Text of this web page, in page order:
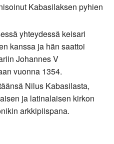
Kabasilaksen pyhien
yhteydessä keisari
kanssa ja hän saattoi
Johannes V
vuonna 1354.
Nilus Kabasilasta,
ja latinalaisen kirkon
arkkipiispana.